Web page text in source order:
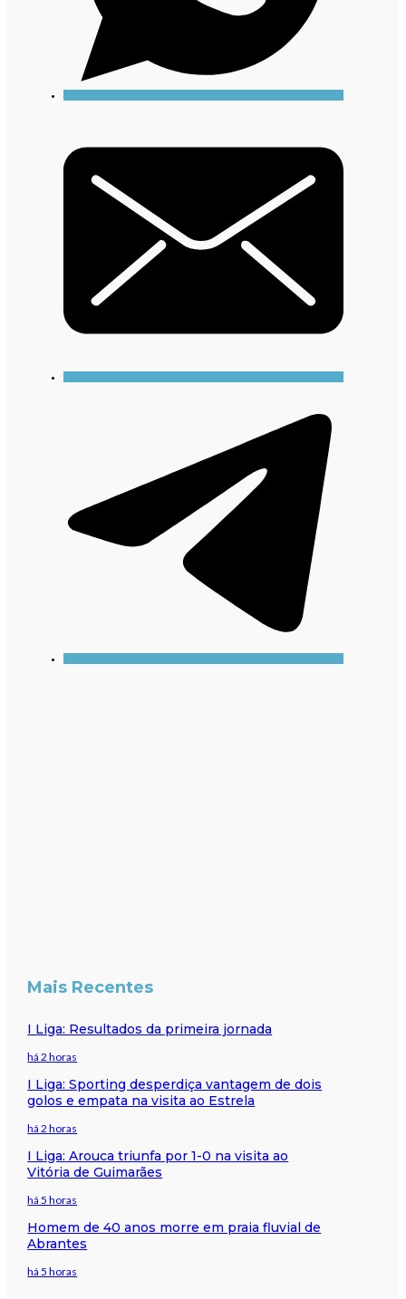
Mais Recentes
I Liga: Resultados da primeira jornada
há 2 horas
I Liga: Sporting desperdiça vantagem de dois
golos e empata na visita ao Estrela
há 2 horas
I Liga: Arouca triunfa por 1-0 na visita ao
Vitória de Guimarães
há 5 horas
Homem de 40 anos morre em praia fluvial de
Abrantes
há 5 horas